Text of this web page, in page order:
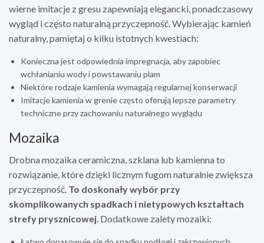
wierne imitacje z gresu zapewniają elegancki, ponadczasowy
wygląd i często naturalną przyczepność. Wybierając kamień
naturalny, pamiętaj o kilku istotnych kwestiach:
Konieczna jest odpowiednia impregnacja, aby zapobiec
wchłanianiu wody i powstawaniu plam
Niektóre rodzaje kamienia wymagają regularnej konserwacji
Imitacje kamienia w grenie często oferują lepsze parametry
techniczne przy zachowaniu naturalnego wyglądu
Mozaika
Drobna mozaika ceramiczna, szklana lub kamienna to
rozwiązanie, które dzięki licznym fugom naturalnie zwiększa
przyczepność. To doskonały wybór przy
skomplikowanych spadkach i nietypowych kształtach
strefy prysznicowej . Dodatkowe zalety mozaiki: